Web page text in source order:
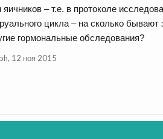
– т.е. в протоколе
цикла – на сколько
гормональные обследования?
, 12 ноя 2015